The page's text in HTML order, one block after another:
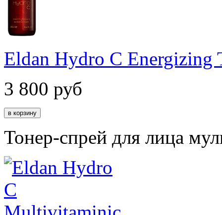
Eldan Hydro C Energizing
3 800 руб
Тонер-спрей для лица